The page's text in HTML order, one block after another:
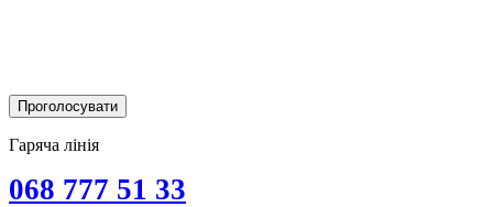
Гаряча лінія
068 777 51 33